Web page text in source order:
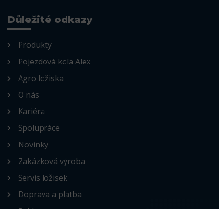
Důležité odkazy
Produkty
Pojezdová kola Alex
Agro ložiska
O nás
Kariéra
Spolupráce
Novinky
Zakázková výroba
Servis ložisek
Doprava a platba